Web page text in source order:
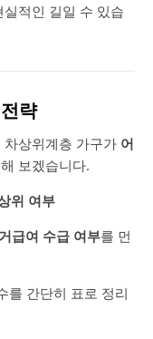
적인 길일 수 있습
략
상위계층 가구가 어
보겠습니다.
위 여부
급여 수급 여부를 먼
를 간단히 표로 정리